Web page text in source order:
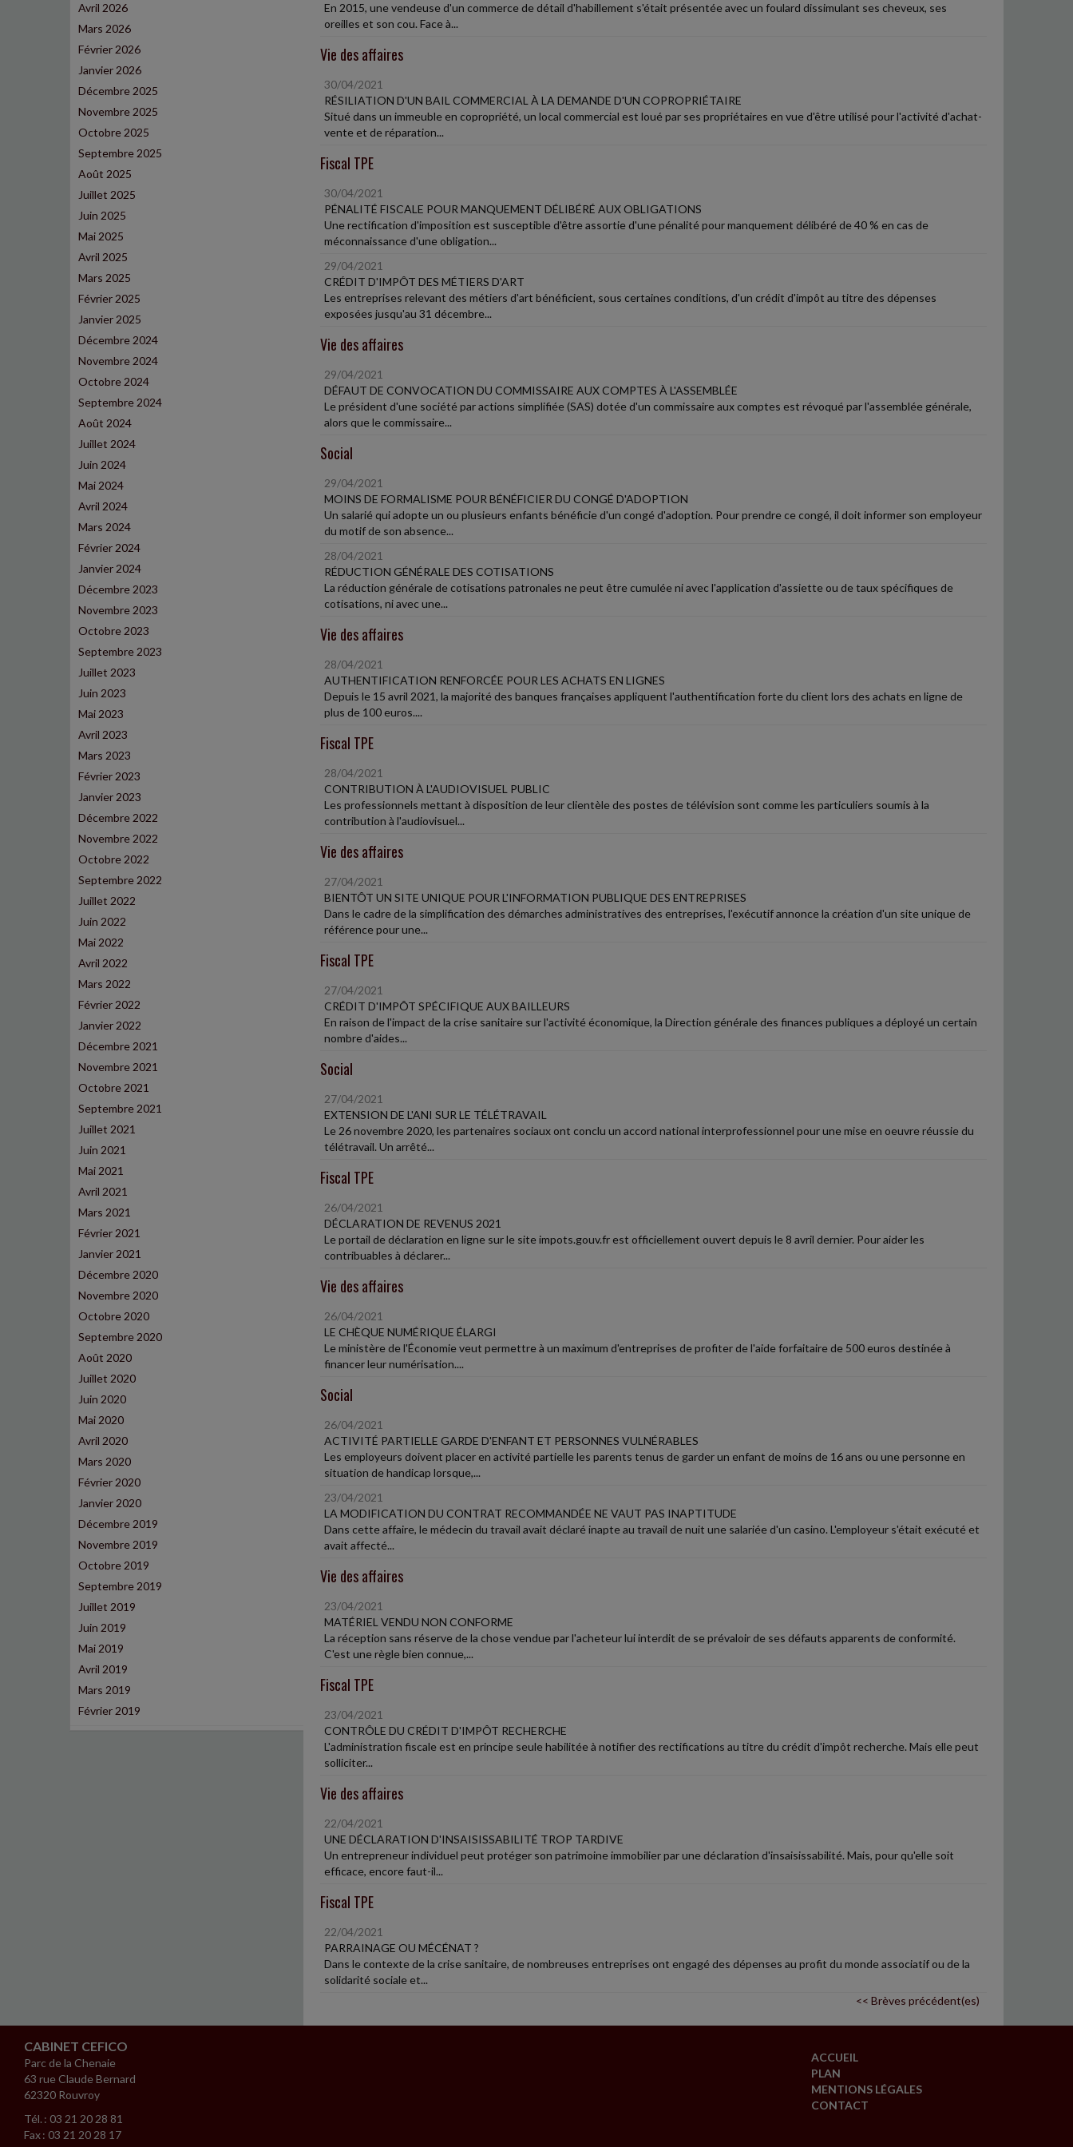
Avril 2026
Mars 2026
Février 2026
Janvier 2026
Décembre 2025
Novembre 2025
Octobre 2025
Septembre 2025
Août 2025
Juillet 2025
Juin 2025
Mai 2025
Avril 2025
Mars 2025
Février 2025
Janvier 2025
Décembre 2024
Novembre 2024
Octobre 2024
Septembre 2024
Août 2024
Juillet 2024
Juin 2024
Mai 2024
Avril 2024
Mars 2024
Février 2024
Janvier 2024
Décembre 2023
Novembre 2023
Octobre 2023
Septembre 2023
Juillet 2023
Juin 2023
Mai 2023
Avril 2023
Mars 2023
Février 2023
Janvier 2023
Décembre 2022
Novembre 2022
Octobre 2022
Septembre 2022
Juillet 2022
Juin 2022
Mai 2022
Avril 2022
Mars 2022
Février 2022
Janvier 2022
Décembre 2021
Novembre 2021
Octobre 2021
Septembre 2021
Juillet 2021
Juin 2021
Mai 2021
Avril 2021
Mars 2021
Février 2021
Janvier 2021
Décembre 2020
Novembre 2020
Octobre 2020
Septembre 2020
Août 2020
Juillet 2020
Juin 2020
Mai 2020
Avril 2020
Mars 2020
Février 2020
Janvier 2020
Décembre 2019
Novembre 2019
Octobre 2019
Septembre 2019
Juillet 2019
Juin 2019
Mai 2019
Avril 2019
Mars 2019
Février 2019
En 2015, une vendeuse d'un commerce de détail d'habillement s'était présentée avec un foulard dissimulant ses cheveux, ses
oreilles et son cou. Face à...
Vie des affaires
30/04/2021
RÉSILIATION D'UN BAIL COMMERCIAL À LA DEMANDE D'UN COPROPRIÉTAIRE
Situé dans un immeuble en copropriété, un local commercial est loué par ses propriétaires en vue d'être utilisé pour l'activité d'achat-
vente et de réparation...
Fiscal TPE
30/04/2021
PÉNALITÉ FISCALE POUR MANQUEMENT DÉLIBÉRÉ AUX OBLIGATIONS
Une rectification d'imposition est susceptible d'être assortie d'une pénalité pour manquement délibéré de 40 % en cas de
méconnaissance d'une obligation...
29/04/2021
CRÉDIT D'IMPÔT DES MÉTIERS D'ART
Les entreprises relevant des métiers d'art bénéficient, sous certaines conditions, d'un crédit d'impôt au titre des dépenses
exposées jusqu'au 31 décembre...
Vie des affaires
29/04/2021
DÉFAUT DE CONVOCATION DU COMMISSAIRE AUX COMPTES À L'ASSEMBLÉE
Le président d'une société par actions simplifiée (SAS) dotée d'un commissaire aux comptes est révoqué par l'assemblée générale,
alors que le commissaire...
Social
29/04/2021
MOINS DE FORMALISME POUR BÉNÉFICIER DU CONGÉ D'ADOPTION
Un salarié qui adopte un ou plusieurs enfants bénéficie d'un congé d'adoption. Pour prendre ce congé, il doit informer son employeur
du motif de son absence...
28/04/2021
RÉDUCTION GÉNÉRALE DES COTISATIONS
La réduction générale de cotisations patronales ne peut être cumulée ni avec l'application d'assiette ou de taux spécifiques de
cotisations, ni avec une...
Vie des affaires
28/04/2021
AUTHENTIFICATION RENFORCÉE POUR LES ACHATS EN LIGNES
Depuis le 15 avril 2021, la majorité des banques françaises appliquent l'authentification forte du client lors des achats en ligne de
plus de 100 euros....
Fiscal TPE
28/04/2021
CONTRIBUTION À L'AUDIOVISUEL PUBLIC
Les professionnels mettant à disposition de leur clientèle des postes de télévision sont comme les particuliers soumis à la
contribution à l'audiovisuel...
Vie des affaires
27/04/2021
BIENTÔT UN SITE UNIQUE POUR L'INFORMATION PUBLIQUE DES ENTREPRISES
Dans le cadre de la simplification des démarches administratives des entreprises, l'exécutif annonce la création d'un site unique de
référence pour une...
Fiscal TPE
27/04/2021
CRÉDIT D'IMPÔT SPÉCIFIQUE AUX BAILLEURS
En raison de l'impact de la crise sanitaire sur l'activité économique, la Direction générale des finances publiques a déployé un certain
nombre d'aides...
Social
27/04/2021
EXTENSION DE L'ANI SUR LE TÉLÉTRAVAIL
Le 26 novembre 2020, les partenaires sociaux ont conclu un accord national interprofessionnel pour une mise en oeuvre réussie du
télétravail. Un arrêté...
Fiscal TPE
26/04/2021
DÉCLARATION DE REVENUS 2021
Le portail de déclaration en ligne sur le site impots.gouv.fr est officiellement ouvert depuis le 8 avril dernier. Pour aider les
contribuables à déclarer...
Vie des affaires
26/04/2021
LE CHÈQUE NUMÉRIQUE ÉLARGI
Le ministère de l'Économie veut permettre à un maximum d'entreprises de profiter de l'aide forfaitaire de 500 euros destinée à
financer leur numérisation....
Social
26/04/2021
ACTIVITÉ PARTIELLE GARDE D'ENFANT ET PERSONNES VULNÉRABLES
Les employeurs doivent placer en activité partielle les parents tenus de garder un enfant de moins de 16 ans ou une personne en
situation de handicap lorsque,...
23/04/2021
LA MODIFICATION DU CONTRAT RECOMMANDÉE NE VAUT PAS INAPTITUDE
Dans cette affaire, le médecin du travail avait déclaré inapte au travail de nuit une salariée d'un casino. L'employeur s'était exécuté et
avait affecté...
Vie des affaires
23/04/2021
MATÉRIEL VENDU NON CONFORME
La réception sans réserve de la chose vendue par l'acheteur lui interdit de se prévaloir de ses défauts apparents de conformité.
C'est une règle bien connue,...
Fiscal TPE
23/04/2021
CONTRÔLE DU CRÉDIT D'IMPÔT RECHERCHE
L'administration fiscale est en principe seule habilitée à notifier des rectifications au titre du crédit d'impôt recherche. Mais elle peut
solliciter...
Vie des affaires
22/04/2021
UNE DÉCLARATION D'INSAISISSABILITÉ TROP TARDIVE
Un entrepreneur individuel peut protéger son patrimoine immobilier par une déclaration d'insaisissabilité. Mais, pour qu'elle soit
efficace, encore faut-il...
Fiscal TPE
22/04/2021
PARRAINAGE OU MÉCÉNAT ?
Dans le contexte de la crise sanitaire, de nombreuses entreprises ont engagé des dépenses au profit du monde associatif ou de la
solidarité sociale et...
<< Brèves précédent(es)
CABINET CEFICO
Parc de la Chenaie
63 rue Claude Bernard
62320 Rouvroy
Tél. : 03 21 20 28 81
Fax : 03 21 20 28 17
ACCUEIL
PLAN
MENTIONS LÉGALES
CONTACT